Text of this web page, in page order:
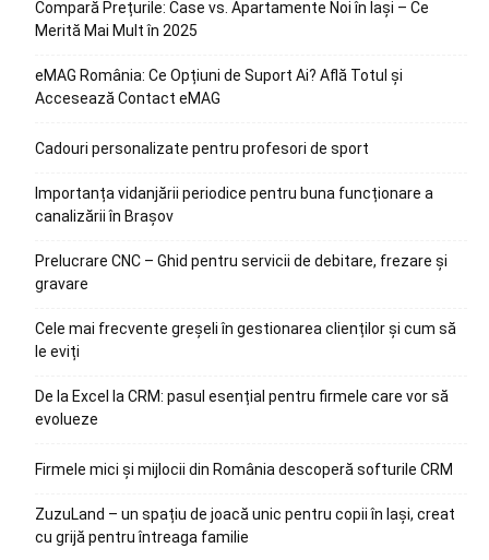
Compară Prețurile: Case vs. Apartamente Noi în Iași – Ce
Merită Mai Mult în 2025
eMAG România: Ce Opțiuni de Suport Ai? Află Totul și
Accesează Contact eMAG
Cadouri personalizate pentru profesori de sport
Importanța vidanjării periodice pentru buna funcționare a
canalizării în Brașov
Prelucrare CNC – Ghid pentru servicii de debitare, frezare și
gravare
Cele mai frecvente greșeli în gestionarea clienților și cum să
le eviți
De la Excel la CRM: pasul esențial pentru firmele care vor să
evolueze
Firmele mici și mijlocii din România descoperă softurile CRM
ZuzuLand – un spațiu de joacă unic pentru copii în Iași, creat
cu grijă pentru întreaga familie